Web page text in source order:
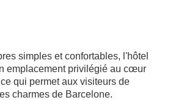
simples et confortables, l'hôtel
emplacement privilégié au cœur
qui permet aux visiteurs de
charmes de Barcelone.